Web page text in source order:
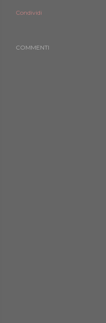
Condividi
COMMENTI